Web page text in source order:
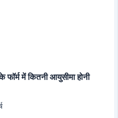
फॉर्म में कितनी आयुसीमा होनी